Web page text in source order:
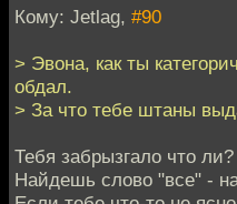
Кому: Jetlag, #90
> Эвона, как ты
обдал.
> За что тебе штаны
Тебя забрызгало что
Найдешь слово "все" -